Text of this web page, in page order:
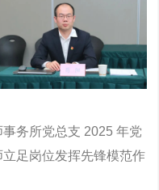
务所党总支 2025 年党
足岗位发挥先锋模范作